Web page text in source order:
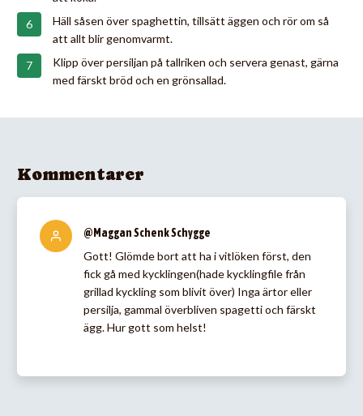
Häll såsen över spaghettin, tillsätt äggen och rör om så
att allt blir genomvarmt.
Klipp över persiljan på tallriken och servera genast, gärna
med färskt bröd och en grönsallad.
Kommentarer
@Maggan Schenk Schygge
Gott! Glömde bort att ha i vitlöken först, den
fick gå med kycklingen(hade kycklingfile från
grillad kyckling som blivit över) Inga ärtor eller
persilja, gammal överbliven spagetti och färskt
ägg. Hur gott som helst!